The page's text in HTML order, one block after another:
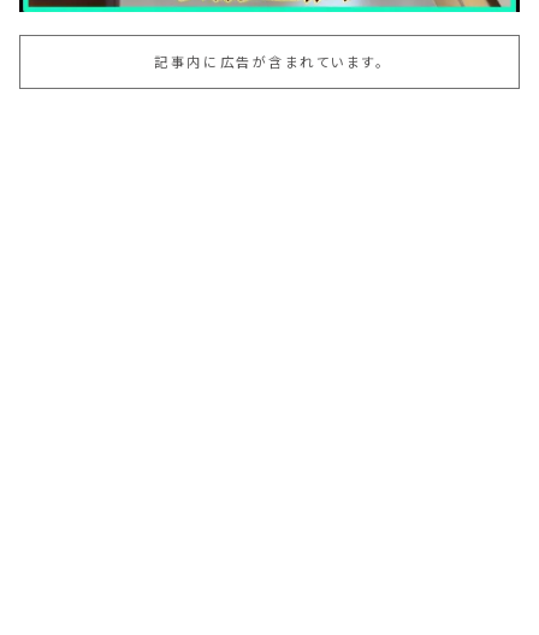
記事内に広告が含まれています。